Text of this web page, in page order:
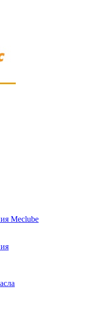
Meclube